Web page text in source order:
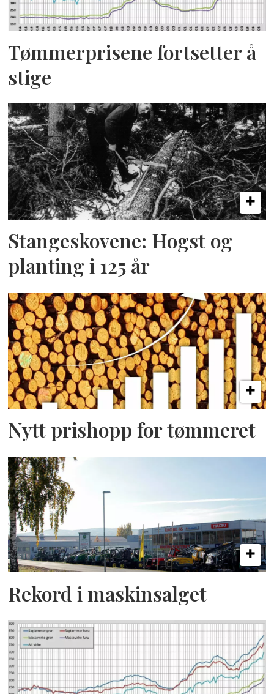
Tømmerprisene fortsetter å
stige
Stangeskovene: Hogst og
planting i 125 år
Nytt prishopp for tømmeret
Rekord i maskinsalget